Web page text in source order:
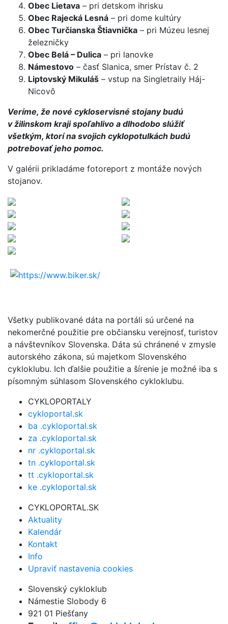
Obec Lietava – pri detskom ihrisku
Obec Rajecká Lesná – pri dome kultúry
Obec Turčianska Štiavnička – pri Múzeu lesnej
železničky
Obec Belá – Dulica – pri lanovke
Námestovo – časť Slanica, smer Prístav č. 2
Liptovský Mikuláš – vstup na Singletraily Háj-
Nicovô
Veríme, že nové cykloservisné stojany budú
v žilinskom kraji spoľahlivo a dlhodobo slúžiť
všetkým, ktorí na svojich cyklopotulkách budú
potrebovať jeho pomoc.
V galérii prikladáme fotoreport z montáže nových
stojanov.
Všetky publikované dáta na portáli sú určené na
nekomerčné použitie pre občiansku verejnosť, turistov
a návštevníkov Slovenska. Dáta sú chránené v zmysle
autorského zákona, sú majetkom Slovenského
cykloklubu. Ich ďalšie použitie a šírenie je možné iba s
písomným súhlasom Slovenského cykloklubu.
CYKLOPORTALY
cykloportal.sk
ba .cykloportal.sk
za .cykloportal.sk
nr .cykloportal.sk
tn .cykloportal.sk
tt .cykloportal.sk
ke .cykloportal.sk
CYKLOPORTAL.SK
Aktuality
Kalendár
Kontakt
Info
Upraviť nastavenia cookies
Slovenský cykloklub
Námestie Slobody 6
921 01 Piešťany